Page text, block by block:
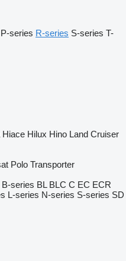
P-series R-series S-series T-
Hiace Hilux Hino Land Cruiser
Polo Transporter
B-series BL BLC C EC ECR
L-series N-series S-series SD